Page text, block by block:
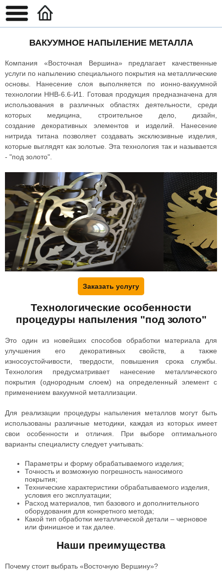
ВАКУУМНОЕ НАПЫЛЕНИЕ МЕТАЛЛА
Компания «Восточная Вершина» предлагает качественные
услуги по напылению специального покрытия на металлические
основы. Нанесение слоя выполняется по ионно-вакуумной
технологии ННВ-6.6-И1. Готовая продукция предназначена для
использования в различных областях деятельности, среди
которых медицина, строительное дело, дизайн,
создание декоративных элементов и изделий. Нанесение
нитрида титана позволяет создавать эксклюзивные изделия,
которые выглядят как золотые. Эта технология так и называется
- "под золото".
Заказать услугу
Технологические особенности
процедуры напыления "под золото"
Это один из новейших способов обработки материала для
улучшения его декоративных свойств, а также
износоустойчивости, твердости, повышения срока службы.
Технология предусматривает нанесение металлического
покрытия (однородным слоем) на определенный элемент с
применением вакуумной металлизации.
Для реализации процедуры напыления металлов могут быть
использованы различные методики, каждая из которых имеет
свои особенности и отличия. При выборе оптимального
варианты специалисту следует учитывать:
Параметры и форму обрабатываемого изделия;
Точность и возможную погрешность наносимого
покрытия;
Технические характеристики обрабатываемого изделия,
условия его эксплуатации;
Расход материалов, тип базового и дополнительного
оборудования для конкретного метода;
Какой тип обработки металлической детали – черновое
или финишное и так далее.
Наши преимущества
Почему стоит выбрать «Восточную Вершину»?